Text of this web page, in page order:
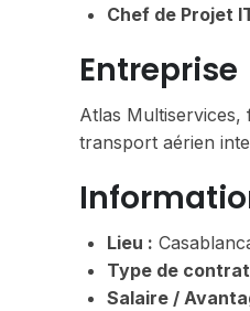
Chef de Projet
Entreprise
Atlas Multiservices,
transport aérien
Lieu :
Type de
Salaire /